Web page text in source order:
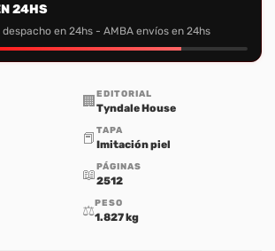
24HS
en 24hs - AMBA envíos en 24hs
🏢 EDITORIAL
Tyndale House
📕 TAPA
Imitación piel
📖PÁGINAS
2512
⚖️PESO
1.827 kg